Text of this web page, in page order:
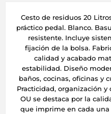
Cesto de residuos 20
práctico pedal. Blanco.
resistente. Incluye
fijación de la bolsa.
calidad y acabado
estabilidad. Diseño
baños, cocinas, oficinas y
Practicidad, organización y
OU se destaca por la
que imprime en cada una